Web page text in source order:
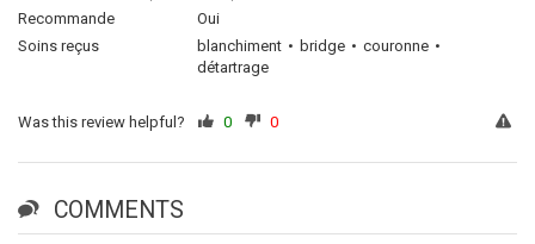
Recommande
Oui
Soins reçus
blanchiment bridge
couronne
détartrage
Was this review helpful? 0 0
COMMENTS